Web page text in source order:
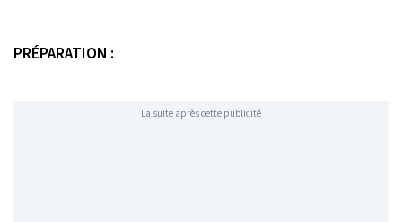
PRÉPARATION :
La suite après cette publicité